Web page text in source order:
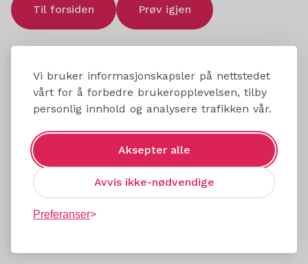
Vi bruker informasjonskapsler på nettstedet
vårt for å forbedre brukeropplevelsen, tilby
personlig innhold og analysere trafikken vår.
Aksepter alle
Avvis ikke-nødvendige
Preferanser
Til forsiden Prøv igjen